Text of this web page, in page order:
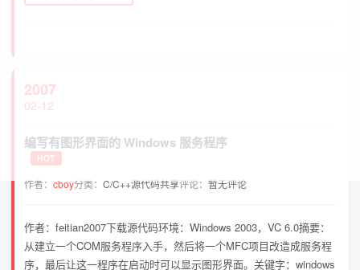
2007
02-12
编写有图形界面的 Windows 服务程序
HOT
作者：cboy分类：C/C++源代码共享评论：暂无评论
作者：feitian2007下载源代码环境：Windows 2003，VC 6.0摘要：
从建立一个COM服务程序入手，然后将一个MFC项目改造成服务程
序，最后让这一程序在启动时可以显示图形界面。关键字：windows